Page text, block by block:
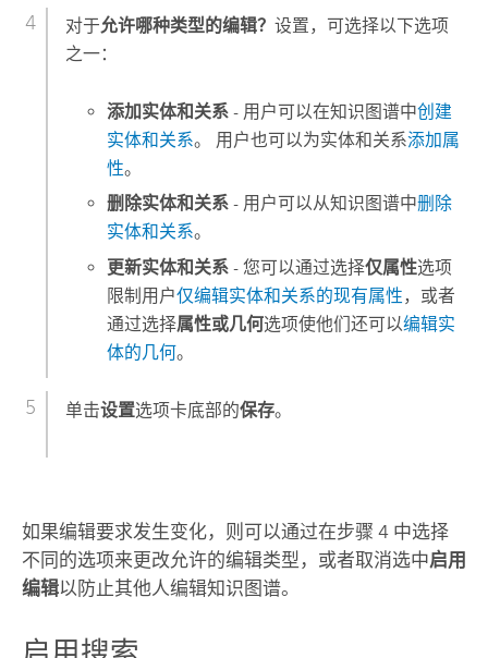
对于允许哪种类型的编辑？ 设置，可选择以下选项
之一：
添加实体和关系 - 用户可以在知识图谱中创建
实体和关系。 用户也可以为实体和关系添加属
性。
删除实体和关系 - 用户可以从知识图谱中删除
实体和关系。
更新实体和关系 - 您可以通过选择仅属性选项
限制用户仅编辑实体和关系的现有属性，或者
通过选择属性或几何选项使他们还可以编辑实
体的几何。
单击设置选项卡底部的保存。
如果编辑要求发生变化，则可以通过在步骤 4 中选择
不同的选项来更改允许的编辑类型，或者取消选中启用
编辑以防止其他人编辑知识图谱。